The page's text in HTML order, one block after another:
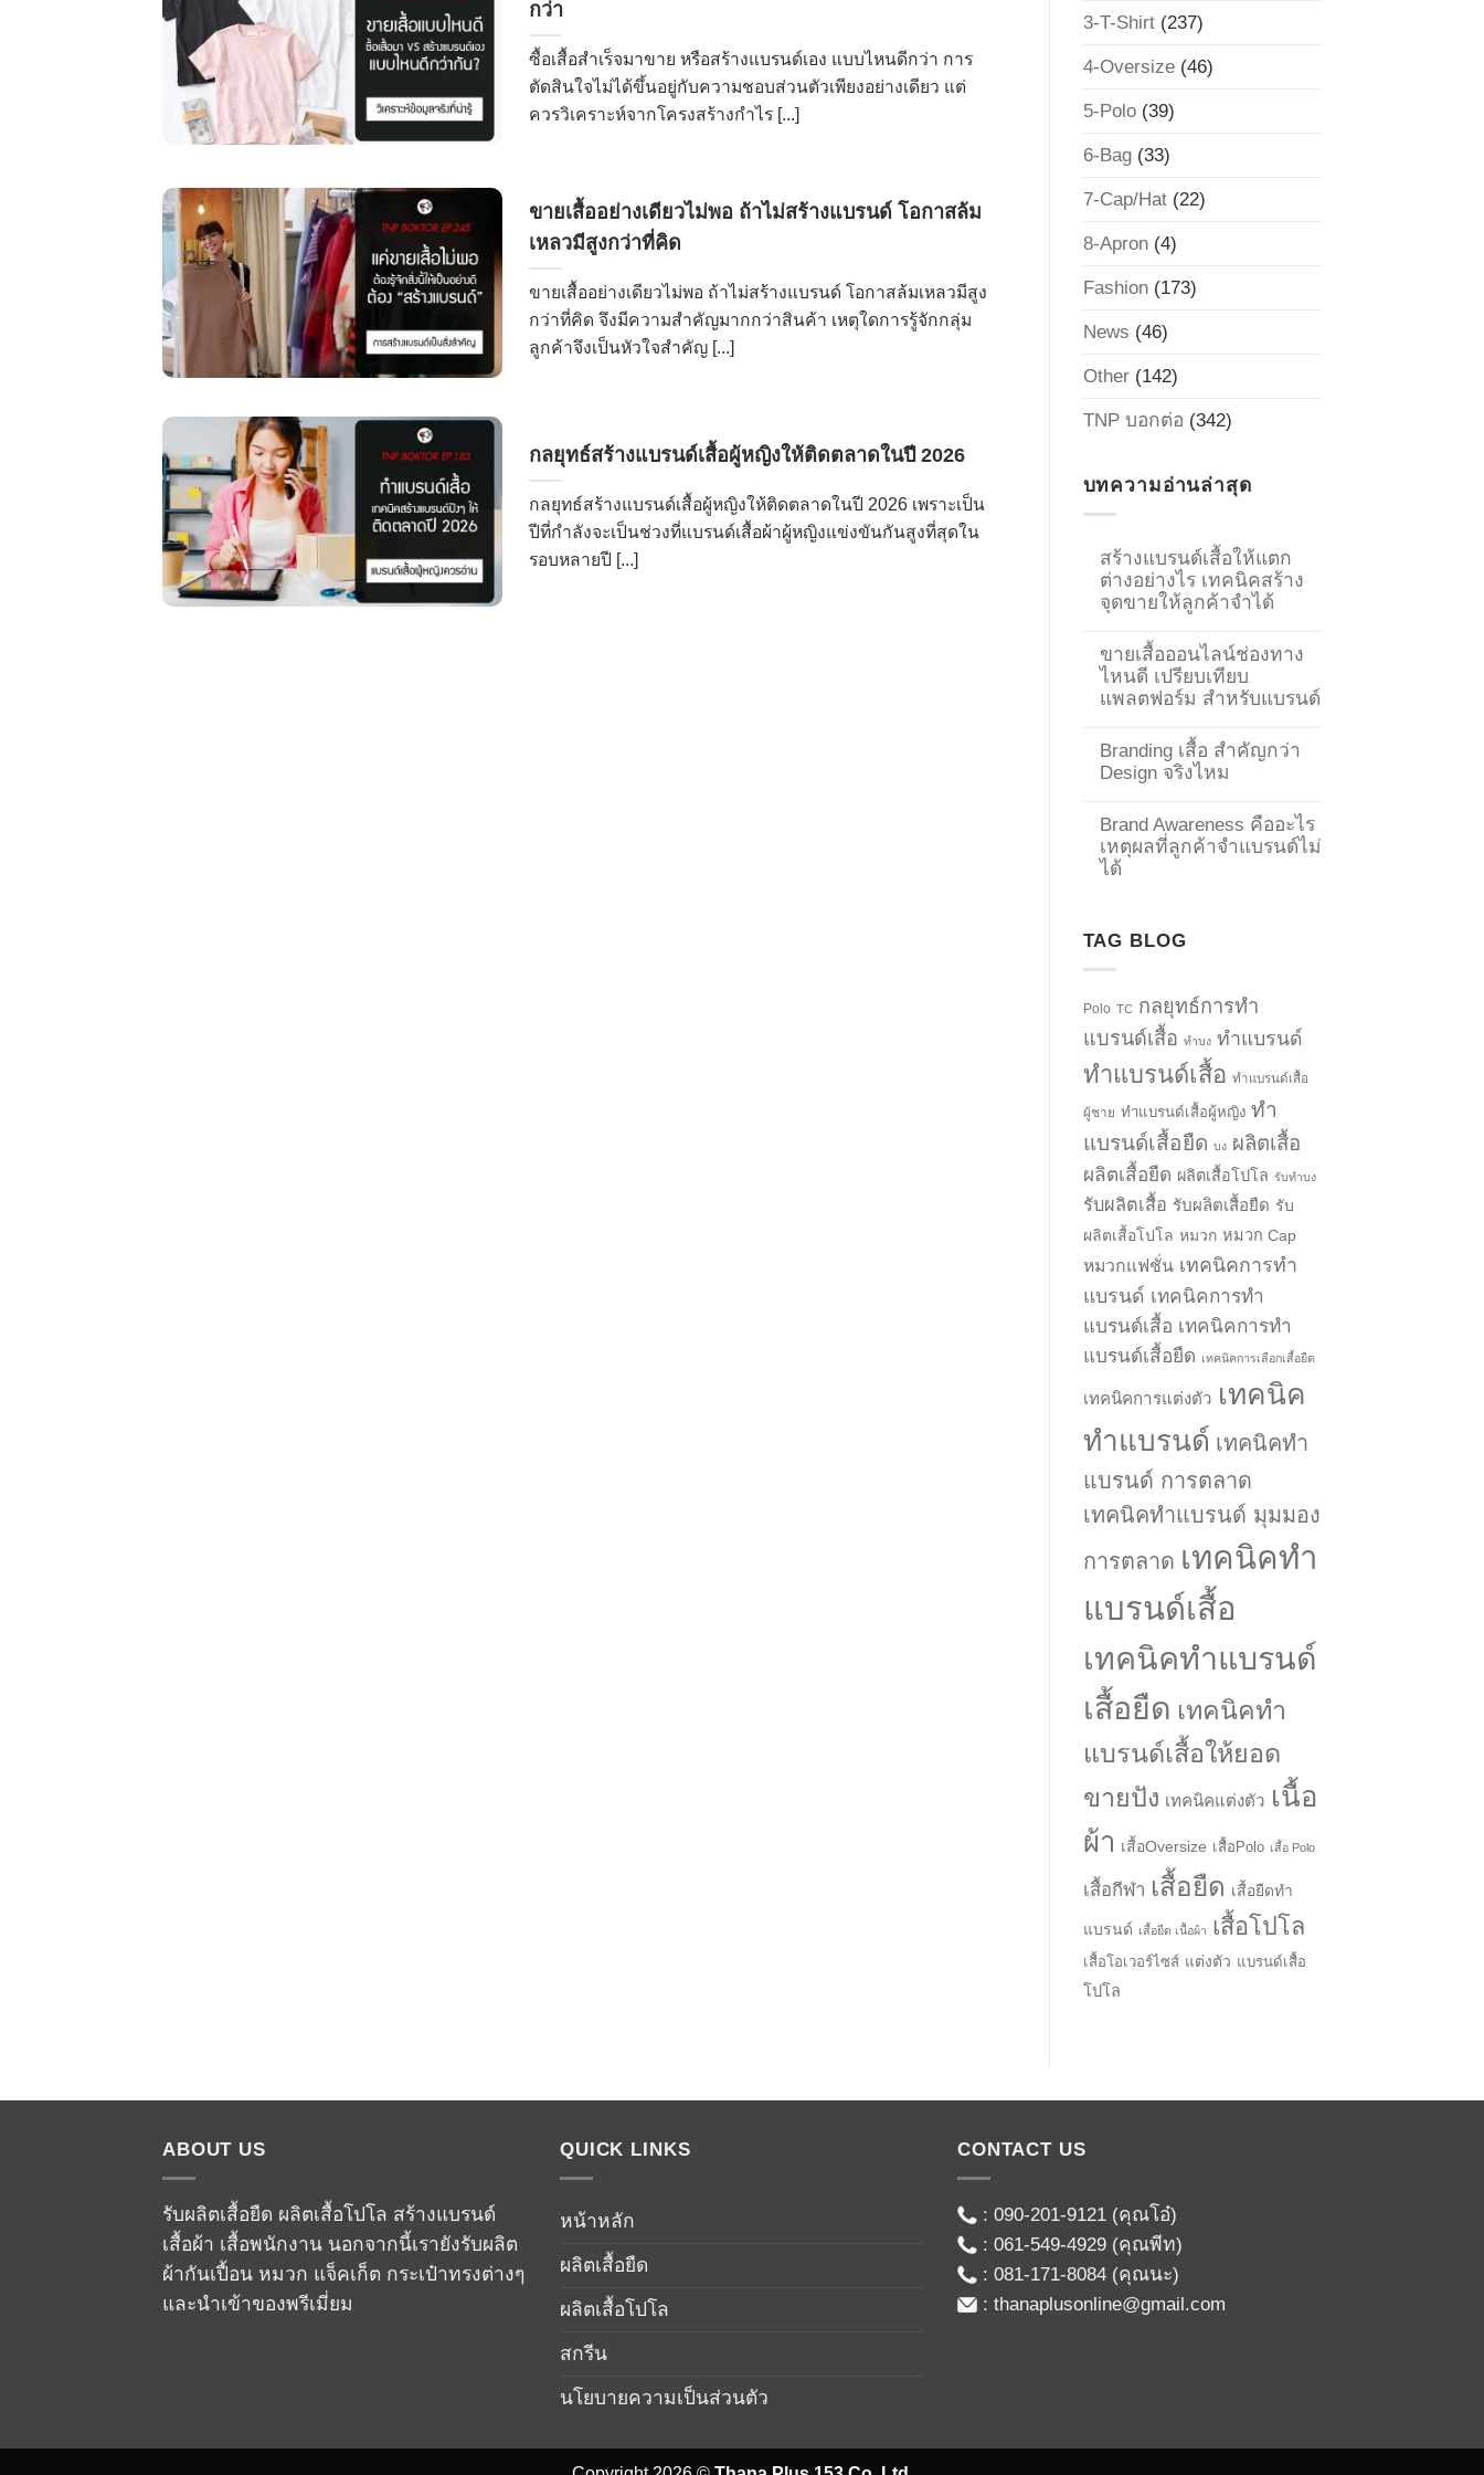
กว่า
ซื้อเสื้อสำเร็จมาขาย หรือสร้างแบรนด์เอง แบบไหนดีกว่า การ
ตัดสินใจไม่ได้ขึ้นอยู่กับความชอบส่วนตัวเพียงอย่างเดียว แต่
ควรวิเคราะห์จากโครงสร้างกำไร [...]
ขายเสื้ออย่างเดียวไม่พอ ถ้าไม่สร้างแบรนด์ โอกาสล้ม
เหลวมีสูงกว่าที่คิด
ขายเสื้ออย่างเดียวไม่พอ ถ้าไม่สร้างแบรนด์ โอกาสล้มเหลวมีสูง
กว่าที่คิด จึงมีความสำคัญมากกว่าสินค้า เหตุใดการรู้จักกลุ่ม
ลูกค้าจึงเป็นหัวใจสำคัญ [...]
กลยุทธ์สร้างแบรนด์เสื้อผู้หญิงให้ติดตลาดในปี 2026
กลยุทธ์สร้างแบรนด์เสื้อผู้หญิงให้ติดตลาดในปี 2026 เพราะเป็น
ปีที่กำลังจะเป็นช่วงที่แบรนด์เสื้อผ้าผู้หญิงแข่งขันกันสูงที่สุดใน
รอบหลายปี [...]
3-T-Shirt(237)
4-Oversize(46)
5-Polo(39)
6-Bag(33)
7-Cap/Hat(22)
8-Apron(4)
Fashion(173)
News (46)
Other(142)
TNP บอกต่อ (342)
บทความอ่านล่าสุด
สร้างแบรนด์เสื้อให้แตก
ต่างอย่างไร เทคนิคสร้าง
จุดขายให้ลูกค้าจำได้
ขายเสื้อออนไลน์ช่องทาง
ไหนดี เปรียบเทียบ
แพลตฟอร์ม สำหรับแบรนด์
Branding เสื้อ สำคัญกว่า
Design จริงไหม
Brand Awareness คืออะไร
เหตุผลที่ลูกค้าจำแบรนด์ไม่
ได้
TAG BLOG
Polo TC กลยุทธ์การทำ
แบรนด์เสื้อ ทำบง ทำแบรนด์
ทำแบรนด์เสื้อ ทำแบรนด์เสื้อ
ผู้ชาย ทำแบรนด์เสื้อผู้หญิง ทำ
แบรนด์เสื้อยืด บง ผลิตเสื้อ
ผลิตเสื้อยืด ผลิตเสื้อโปโล รับทำบง
รับผลิตเสื้อ รับผลิตเสื้อยืด รับ
ผลิตเสื้อโปโล หมวก หมวก Cap
หมวกแฟชั่น เทคนิคการทำ
แบรนด์ เทคนิคการทำ
แบรนด์เสื้อ เทคนิคการทำ
แบรนด์เสื้อยืด เทคนิคการเลือกเสื้อยืด
เทคนิคการแต่งตัว เทคนิค
ทำแบรนด์ เทคนิคทำ
แบรนด์ การตลาด
เทคนิคทำแบรนด์ มุมมอง
การตลาด เทคนิคทำ
แบรนด์เสื้อ
เทคนิคทำแบรนด์
เสื้อยืด เทคนิคทำ
แบรนด์เสื้อให้ยอด
ขายปัง เทคนิคแต่งตัว เนื้อ
ผ้า เสื้อOversize เสื้อPolo เสื้อ Polo
เสื้อกีฬา เสื้อยืด เสื้อยืดทำ
แบรนด์ เสื้อยืด เนื้อผ้า เสื้อโปโล
เสื้อโอเวอร์ไซส์ แต่งตัว แบรนด์เสื้อ
โปโล
ABOUT US
รับผลิตเสื้อยืด ผลิตเสื้อโปโล สร้างแบรนด์
เสื้อผ้า เสื้อพนักงาน นอกจากนี้เรายังรับผลิต
ผ้ากันเปื้อน หมวก แจ็คเก็ต กระเป๋าทรงต่างๆ
และนำเข้าของพรีเมี่ยม
QUICK LINKS
หน้าหลัก
ผลิตเสื้อยืด
ผลิตเสื้อโปโล
สกรีน
นโยบายความเป็นส่วนตัว
CONTACT US
: 090-201-9121(คุณโอ๋)
: 061-549-4929(คุณพีท)
: 081-171-8084(คุณนะ)
: thanaplusonline@gmail.com